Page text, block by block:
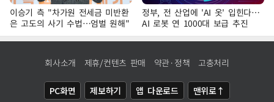
이승기 측 "차가원 전세금 미반환
은 고도의 사기 수법…엄벌 원해"
정부, 전 산업에 'AI 옷' 입힌다…
AI 로봇 연 1000대 보급 추진
회사소개 제휴/컨텐츠 판매 약관·정책 고충처리
PC화면 제보하기 앱 다운로드 맨위로↑